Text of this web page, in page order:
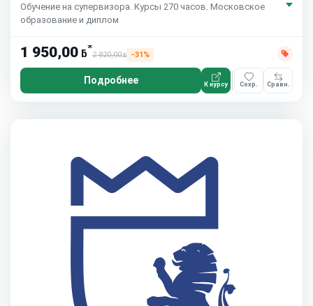
Обучение на супервизора. Курсы 270 часов. Московское
образование и диплом
1 950,00 ƃ*
2 820,00ƃ −31%
Подробнее К курсу Сохр. Сравн.